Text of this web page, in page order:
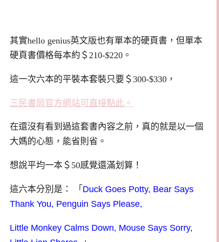
其實hello genius英文版也有單本的硬頁書，但單本
硬頁書價格每本約＄210-$220。
這一次六本的平裝本套裝只要＄300-$330，
三民書局官方網站可直接點此。
在還沒有看到過這套書內容之前，真的就是以一個
大媽的心態，能省則省。
想說平均一本＄50感覺還滿划算！
這六本分別是： 「 Duck Goes Potty, Bear Says
Thank You, Penguin Says Please,
Little Monkey Calms Down, Mouse Says Sorry,